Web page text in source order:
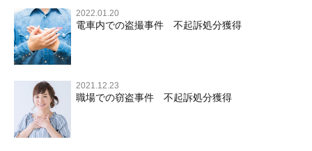
業務妨害
児童ポルノ・リベンジポルノ
危険運転行為等
自転車事故
ストーカー事件
無実・無罪の証明をしたい
被害者との示談を円満に進めるためには
刑事事件で被疑者を不起訴処分にするには
事件を秘密にするためにとるべき行動とは
殺人
過失致死・過失傷害
脅迫・強要
逮捕・監禁
略取・誘拐・人身売買
器物損壊
痴漢
盗撮，のぞき
不同意わいせつ（旧：強制わいせつ，準強制わいせつ），
監護者わいせつ
不同意性交等・監護者性交等
淫行・援助交際
財産犯 TOP
窃盗罪
詐欺罪
恐喝罪
事件別－薬物事件
薬物事件 TOP
覚せい剤
大麻
麻薬及び向精神薬
事件別－交通違反・交通事故
交通違反・交通事故 TOP
人身事故・死亡事故
ひき逃げ・当て逃げ
その他
その他 TOP
刑事裁判の概要・手続
公務員の逮捕・刑事事件
控訴・上告
国選弁護士と私選弁護士の違い
裁判員裁判
司法取引・刑事免責
2022.01.20
電車内での盗撮事件 不起訴処分獲得
2021.12.23
職場での窃盗事件 不起訴処分獲得